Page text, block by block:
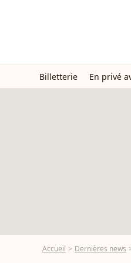
Billetterie En privé
Accueil Dernières news